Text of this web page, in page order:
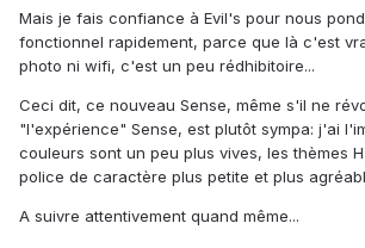
Mais je fais confiance à Evil's pour nous
fonctionnel rapidement, parce que là c'est
photo ni wifi, c'est un peu rédhibitoire...
Ceci dit, ce nouveau Sense, même s'il ne
"l'expérience" Sense, est plutôt sympa: j'ai
couleurs sont un peu plus vives, les thèmes
police de caractère plus petite et plus
A suivre attentivement quand même...